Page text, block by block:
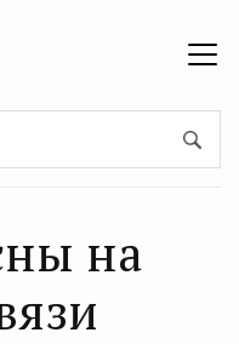
на